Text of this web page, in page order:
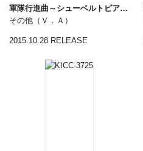
軍隊行進曲～シューベルトピアノ連弾曲集
その他（Ｖ．Ａ）
2015.10.28 RELEASE